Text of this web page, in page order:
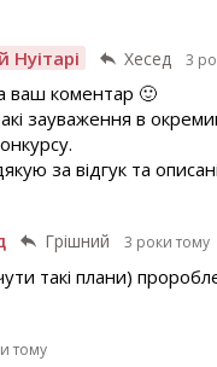
Нуітарі Хесед 3
ваш коментар 🙂
зауваження в
за відгук та
Грішний 3 роки тому
такі плани)
тому